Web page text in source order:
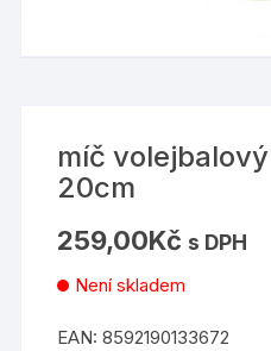
míč
20cm
259,00Kč s DPH
Není skladem
EAN:8592190133672